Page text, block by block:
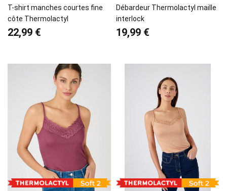
T-shirt manches courtes fine
côte Thermolactyl
22,99 €
Débardeur Thermolactyl maille
interlock
19,99 €